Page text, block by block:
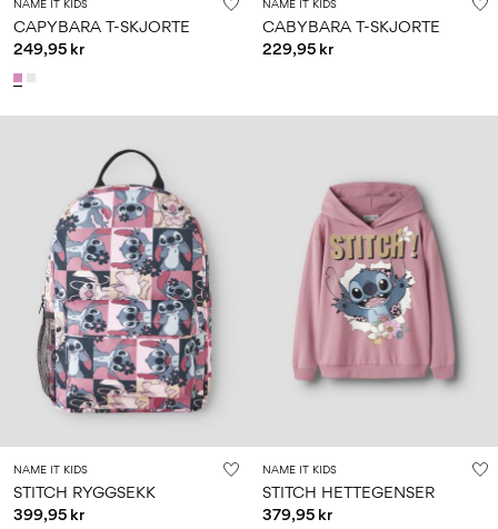
NAME IT KIDS
CAPYBARA T-SKJORTE
249,95 kr
NAME IT KIDS
CABYBARA T-SKJORTE
229,95 kr
NAME IT KIDS
STITCH RYGGSEKK
399,95 kr
NAME IT KIDS
STITCH HETTEGENSER
379,95 kr